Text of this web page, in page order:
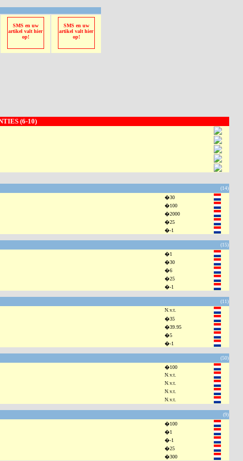
SMS en uw
artikel valt hier
op!
SMS en uw
artikel valt hier
op!
(6-10)
(14)
�30
�100
�2000
�25
�-1
(15)
�1
�30
�6
�25
�-1
(11)
N.v.t.
�35
�39.95
�5
�-1
(50)
�100
N.v.t.
N.v.t.
N.v.t.
N.v.t.
(9)
�100
�1
�-1
�25
�300